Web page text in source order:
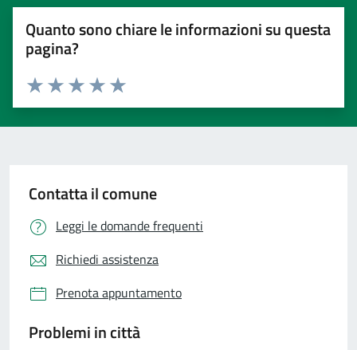
Quanto sono chiare le informazioni su questa
pagina?
Valuta 5 stelle su 5
Valuta 4 stelle su 5
Valuta 3 stelle su 5
Valuta 2 stelle su 5
Valuta 1 stelle su 5
Contatta il comune
Leggi le domande frequenti
Richiedi assistenza
Prenota appuntamento
Problemi in città